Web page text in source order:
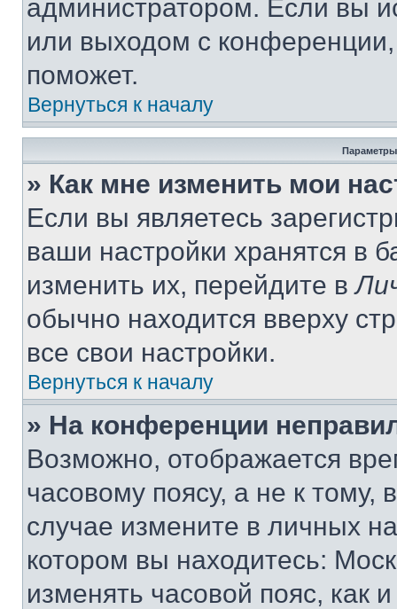
администратором. Если вы
или выходом с
поможет.
Вернуться к началу
Параметры
» Как мне изменить мои
Если вы являетесь
ваши настройки хранятся в
изменить их, перейдите в
обычно находится вверху
все свои настройки.
Вернуться к началу
» На конференции
Возможно, отображается
часовому поясу, а не к тому,
случае измените в личных
котором вы находитесь:
изменять часовой пояс, как